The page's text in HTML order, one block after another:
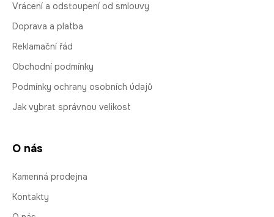
Vrácení a odstoupení od smlouvy
Doprava a platba
Reklamační řád
Obchodní podmínky
Podmínky ochrany osobních údajů
Jak vybrat správnou velikost
O nás
Kamenná prodejna
Kontakty